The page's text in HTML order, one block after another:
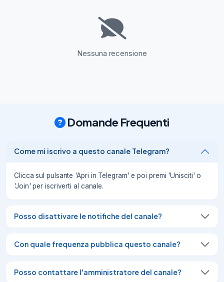
https://www.facebook.com/1000644207
00537/posts/pfbid0epRFv8SevFLMdAB
3TDhm1uwtr54NrirNycu56YmvduWt285b
25/07/26 1.76K
6407/posts/pfbid033TT7uaiqGu4kQMxF
NBFqvRVYiTQywR3g2l/
25/07/26
https://www.facebook.com/10006953193
aoihMEPdarE7aXombZnLRG337wZqiRS
25/07/26 2.25K
con i propri genitori significa essere figlie
Nessuna recensione
Domande Frequenti
Come mi iscrivo a questo canale Telegram?
Clicca sul pulsante 'Apri in Telegram' e poi premi 'Unisciti' o
'Join' per iscriverti al canale.
Posso disattivare le notifiche del canale?
Con quale frequenza pubblica questo canale?
Posso contattare l'amministratore del canale?